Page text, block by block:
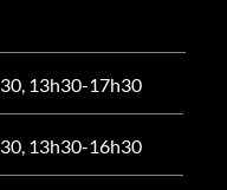
13h30-17h30
13h30-16h30